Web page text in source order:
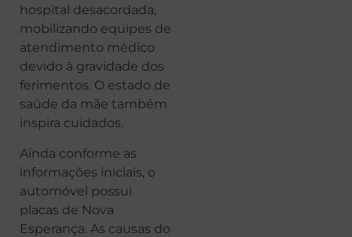
hospital desacordada,
mobilizando equipes de
atendimento médico
devido à gravidade dos
ferimentos. O estado de
saúde da mãe também
inspira cuidados.
Ainda conforme as
informações iniciais, o
automóvel possui
placas de Nova
Esperança. As causas do